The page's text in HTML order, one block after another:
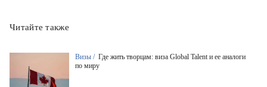
Читайте также
Визы / Где жить творцам: виза Global Talent и ее аналоги
по миру